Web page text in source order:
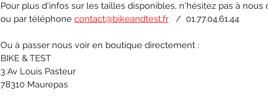
Pour plus d'infos sur les tailles disponibles, n'hésitez pas à nous
ou par téléphone contact@bikeandtest.fr
   /  01.77.04.61.44
Ou à passer nous voir en boutique directement :
BIKE & TEST
3 Av Louis Pasteur
78310 Maurepas